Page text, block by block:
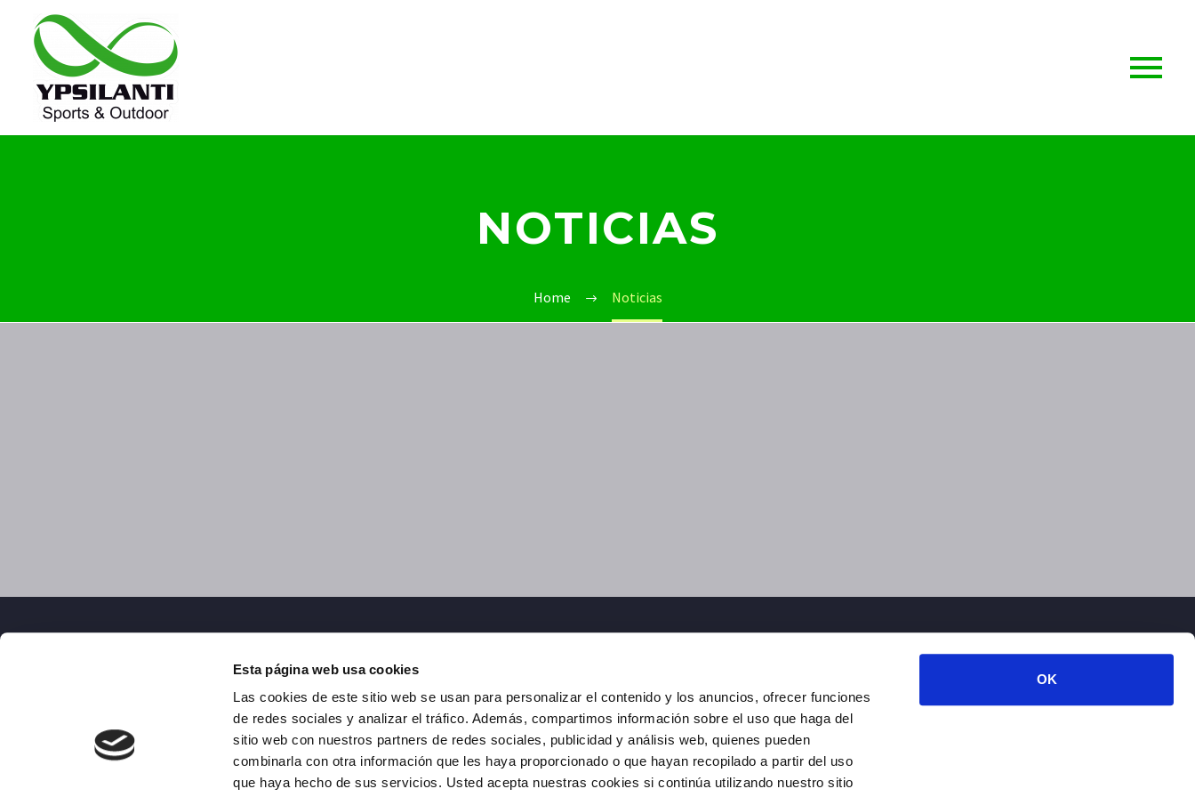
Esta página web usa cookies
Las cookies de este sitio web se usan para personalizar el contenido y los anuncios, ofrecer funciones
de redes sociales y analizar el tráfico. Además, compartimos información sobre el uso que haga del
sitio web con nuestros partners de redes sociales, publicidad y análisis web, quienes pueden
combinarla con otra información que les haya proporcionado o que hayan recopilado a partir del uso
que haya hecho de sus servicios. Usted acepta nuestras cookies si continúa utilizando nuestro sitio
OK
NOTICIAS
Home Noticias
Aviso Legal|Politica de cookies|Politica de Privacidad